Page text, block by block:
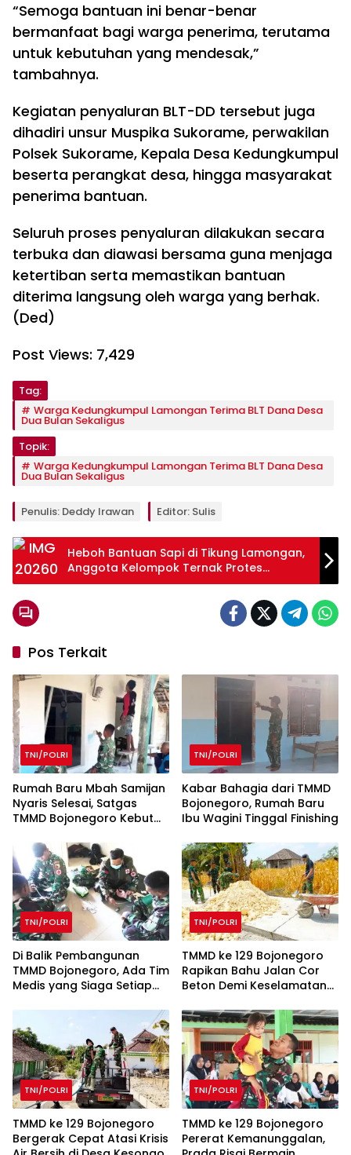
“Semoga bantuan ini benar-benar
bermanfaat bagi warga penerima, terutama
untuk kebutuhan yang mendesak,”
tambahnya.
Kegiatan penyaluran BLT-DD tersebut juga
dihadiri unsur Muspika Sukorame, perwakilan
Polsek Sukorame, Kepala Desa Kedungkumpul
beserta perangkat desa, hingga masyarakat
penerima bantuan.
Seluruh proses penyaluran dilakukan secara
terbuka dan diawasi bersama guna menjaga
ketertiban serta memastikan bantuan
diterima langsung oleh warga yang berhak.
(Ded)
Post Views: 7,429
Tag:
Warga Kedungkumpul Lamongan Terima BLT Dana Desa
Dua Bulan Sekaligus
Topik:
Warga Kedungkumpul Lamongan Terima BLT Dana Desa
Dua Bulan Sekaligus
Penulis: Deddy Irawan Editor: Sulis
Heboh Bantuan Sapi di Tikung Lamongan,
Anggota Kelompok Ternak Protes
Pembagian
Pos Terkait
TNI/POLRI
Rumah Baru Mbah Samijan
Nyaris Selesai, Satgas
TMMD Bojonegoro Kebut
TNI/POLRI
Kabar Bahagia dari TMMD
Bojonegoro, Rumah Baru
Ibu Wagini Tinggal Finishing
TNI/POLRI
Di Balik Pembangunan
TMMD Bojonegoro, Ada Tim
Medis yang Siaga Setiap
TNI/POLRI
TMMD ke 129 Bojonegoro
Rapikan Bahu Jalan Cor
Beton Demi Keselamatan
TNI/POLRI
TMMD ke 129 Bojonegoro
Bergerak Cepat Atasi Krisis
TNI/POLRI
TMMD ke 129 Bojonegoro
Pererat Kemanunggalan,